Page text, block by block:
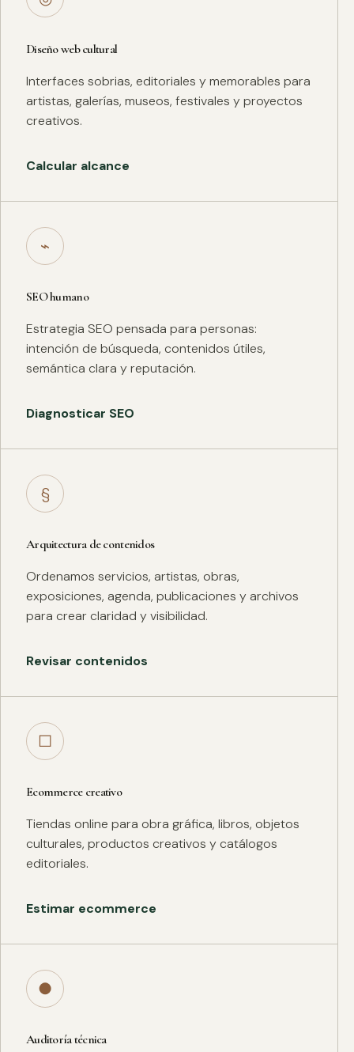
Diseño web cultural
Interfaces sobrias, editoriales y memorables para
artistas, galerías, museos, festivales y proyectos
creativos.
Calcular alcance
⌁
SEO humano
Estrategia SEO pensada para personas:
intención de búsqueda, contenidos útiles,
semántica clara y reputación.
Diagnosticar SEO
§
Arquitectura de contenidos
Ordenamos servicios, artistas, obras,
exposiciones, agenda, publicaciones y archivos
para crear claridad y visibilidad.
Revisar contenidos
□
Ecommerce creativo
Tiendas online para obra gráfica, libros, objetos
culturales, productos creativos y catálogos
editoriales.
Estimar ecommerce
●
Auditoría técnica